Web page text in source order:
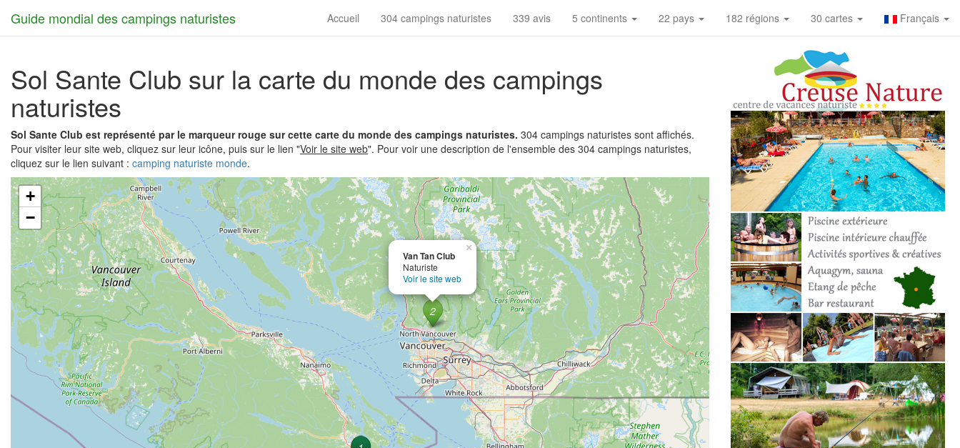
Guide mondial des campings naturistes Accueil 304 campings naturistes 339 avis 5 continents 22 pays 182 régions 30 cartes Français
Sol Sante Club sur la carte du monde des campings
naturistes
Sol Sante Club est représenté par le marqueur rouge sur cette carte du monde des campings naturistes. 304 campings naturistes sont affichés.
Pour visiter leur site web, cliquez sur leur icône, puis sur le lien "Voir le site web". Pour voir une description de l'ensemble des 304 campings naturistes,
cliquez sur le lien suivant : camping naturiste monde.
Van Tan Club
Naturiste
Voir le site web
×
+
−